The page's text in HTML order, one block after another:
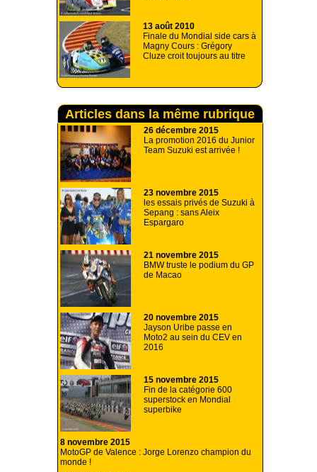
13 août 2010
Finale du Mondial side cars à
Magny Cours : Grégory
Cluze croit toujours au titre
Articles dans la même rubrique
26 décembre 2015
La promotion 2016 du Junior
Team Suzuki est arrivée !
23 novembre 2015
les essais privés de Suzuki à
Sepang : sans Aleix
Espargaro
21 novembre 2015
BMW truste le podium du GP
de Macao
20 novembre 2015
Jayson Uribe passe en
Moto2 au sein du CEV en
2016
15 novembre 2015
Fin de la catégorie 600
superstock en Mondial
superbike
8 novembre 2015
MotoGP de Valence : Jorge Lorenzo champion du
monde !